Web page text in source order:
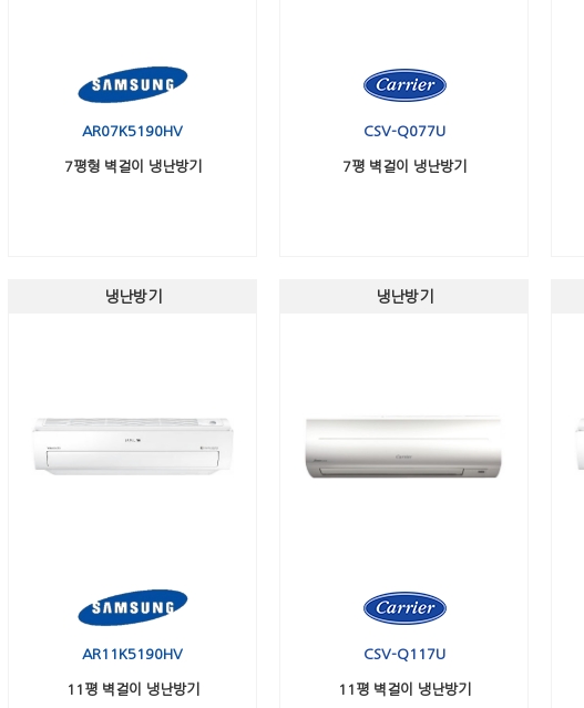
AR07K5190HV
7평형 벽걸이 냉난방기
CSV-Q077U
7평 벽걸이 냉난방기
냉난방기
AR11K5190HV
11평 벽걸이 냉난방기
냉난방기
CSV-Q117U
11평 벽걸이 냉난방기